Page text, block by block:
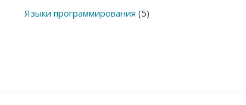
Языки программирования (5)